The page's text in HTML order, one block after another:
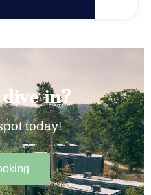
dive in?
today!